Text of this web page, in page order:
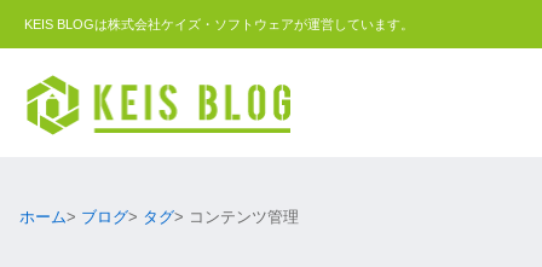
KEIS BLOGは株式会社ケイズ・ソフトウェアが運営しています。
ホーム ブログ タグ コンテンツ管理